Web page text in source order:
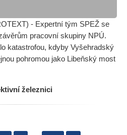
- Expertní tým SPEŽ se
pracovní skupiny NPÚ.
katastrofou, kdyby Vyšehradský
pohromou jako Libeňský most
železnici